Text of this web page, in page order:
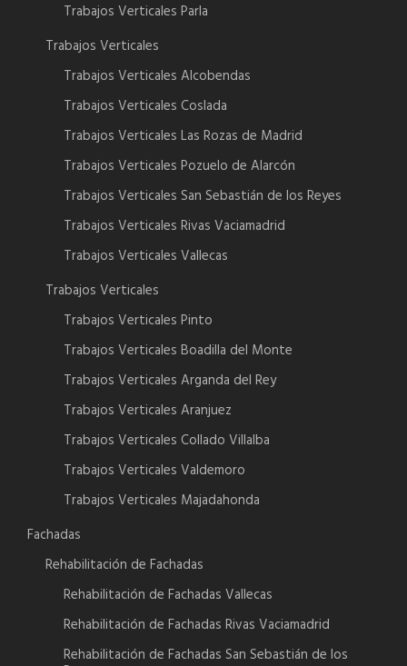
Trabajos Verticales Parla
Trabajos Verticales
Trabajos Verticales Alcobendas
Trabajos Verticales Coslada
Trabajos Verticales Las Rozas de Madrid
Trabajos Verticales Pozuelo de Alarcón
Trabajos Verticales San Sebastián de los Reyes
Trabajos Verticales Rivas Vaciamadrid
Trabajos Verticales Vallecas
Trabajos Verticales
Trabajos Verticales Pinto
Trabajos Verticales Boadilla del Monte
Trabajos Verticales Arganda del Rey
Trabajos Verticales Aranjuez
Trabajos Verticales Collado Villalba
Trabajos Verticales Valdemoro
Trabajos Verticales Majadahonda
Fachadas
Rehabilitación de Fachadas
Rehabilitación de Fachadas Vallecas
Rehabilitación de Fachadas Rivas Vaciamadrid
Rehabilitación de Fachadas San Sebastián de los